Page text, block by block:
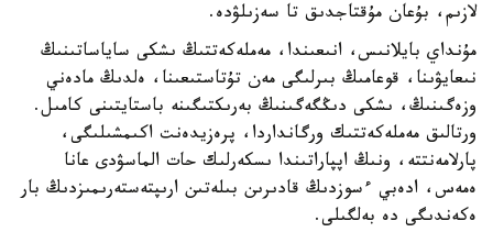
لازىم، بۇعان مۇقتاجدىق تا سەزىلۋدە.
مۇنداي بايلانىس، انىعىندا، مەملەكەتتىڭ ىشكى ساياساتىنىڭ
نىعايۋىنا، قوعامىڭ بىرلىگى مەن تۇتاستىعىنا، ەلدىڭ مادەني
وزەگىنىڭ، ىشكى دىڭگەگىنىڭ بەرىكتىگىنە باستايتىنى كامىل.
ورتالىق مەملەكەتتىك ورگانداردا، پرەزيدەنت اكىمشىلىگى،
پارلامەنتتە، ونىڭ اپپاراتىندا ىسكەرلىك حات الماسۋدى عانا
ەمەس، ادەبي ءسوزدىڭ قادىرىن بىلەتىن ارىپتەستەرىمىزدىڭ بار
ەكەندىگى دە بەلگىلى.